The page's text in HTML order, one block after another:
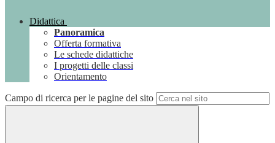
Didattica
Panoramica
Offerta formativa
Le schede didattiche
I progetti delle classi
Orientamento
Campo di ricerca per le pagine del sito